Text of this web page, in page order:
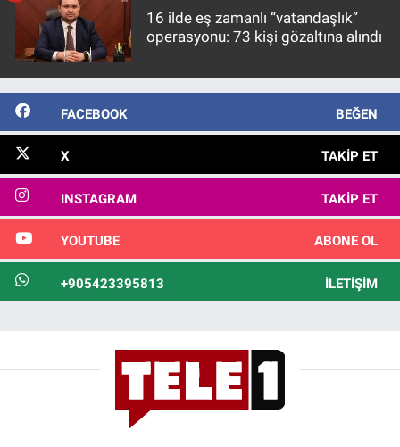
16 ilde eş zamanlı “vatandaşlık”
operasyonu: 73 kişi gözaltına alındı
FACEBOOK BEĞEN
X TAKIP ET
INSTAGRAM TAKIP ET
YOUTUBE ABONE OL
+905423395813 İLETIŞIM